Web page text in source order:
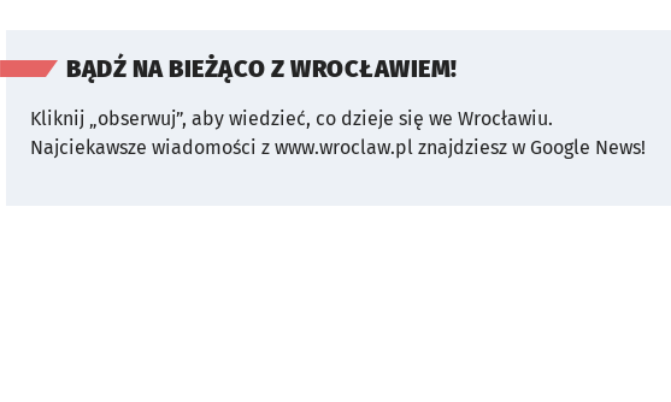
BĄDŹ NA BIEŻĄCO Z WROCŁAWIEM!
Kliknij „obserwuj”, aby wiedzieć, co dzieje się we Wrocławiu.
Najciekawsze wiadomości z www.wroclaw.pl znajdziesz w Google News!